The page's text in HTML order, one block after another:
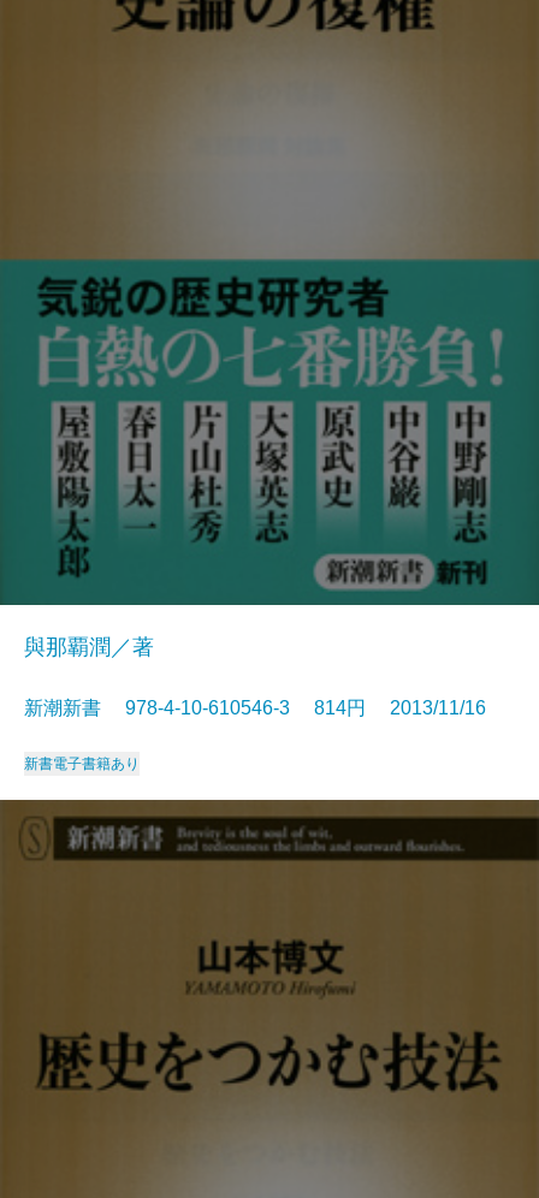
與那覇潤／著
新潮新書 978-4-10-610546-3 814円 2013/11/16
新書電子書籍あり